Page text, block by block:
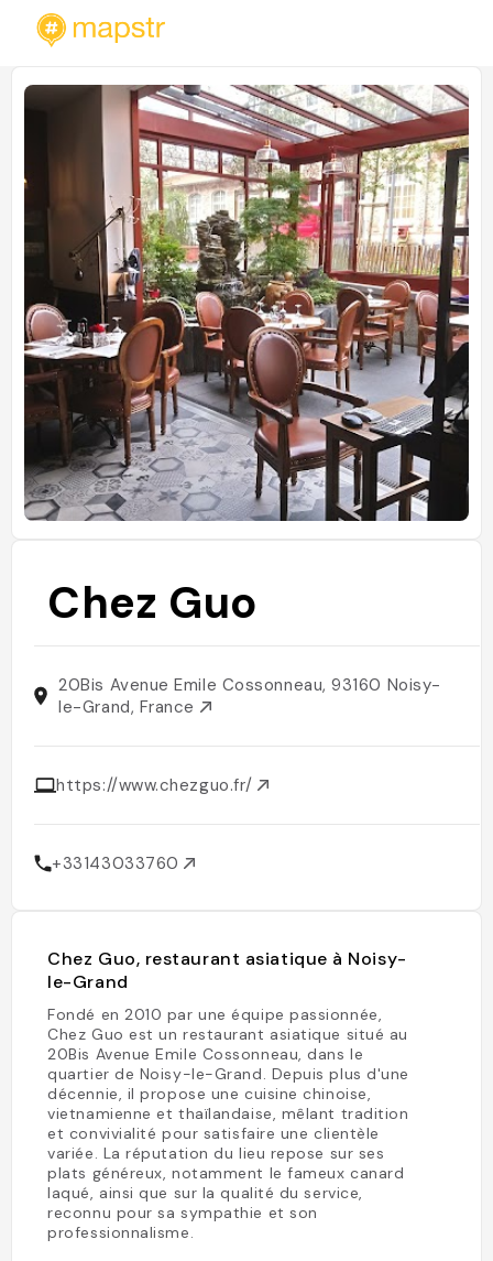
Chez Guo
20Bis Avenue Emile Cossonneau, 93160 Noisy-
le-Grand, France
https://www.chezguo.fr/
+33143033760
Chez Guo, restaurant asiatique à Noisy-
le-Grand
Fondé en 2010 par une équipe passionnée,
Chez Guo est un restaurant asiatique situé au
20Bis Avenue Emile Cossonneau, dans le
quartier de Noisy-le-Grand. Depuis plus d'une
décennie, il propose une cuisine chinoise,
vietnamienne et thaïlandaise, mêlant tradition
et convivialité pour satisfaire une clientèle
variée. La réputation du lieu repose sur ses
plats généreux, notamment le fameux canard
laqué, ainsi que sur la qualité du service,
reconnu pour sa sympathie et son
professionnalisme.